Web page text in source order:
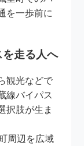
を一歩前に
を走る人へ
観光などで
線バイパス
択肢が生ま
周辺を広域